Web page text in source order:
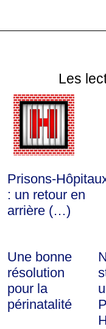
Les
Prisons-
: un retour en
arrière (…)
Une bonne
résolution
pour la
périnatalité